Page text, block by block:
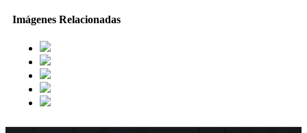
Imágenes Relacionadas